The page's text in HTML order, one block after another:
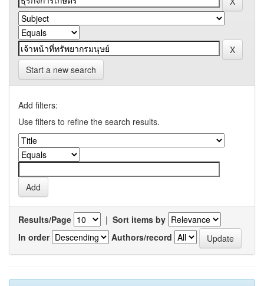
Start a new search
Add filters:
Use filters to refine the search results.
Results/Page | Sort items by
In order
Authors/record